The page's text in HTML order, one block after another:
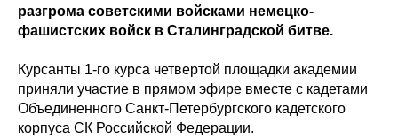
разгрома советскими войсками немецко-
фашистских войск в Сталинградской битве.
Курсанты 1-го курса четвертой площадки академии
приняли участие в прямом эфире вместе с кадетами
Объединенного Санкт-Петербургского кадетского
корпуса СК Российской Федерации.